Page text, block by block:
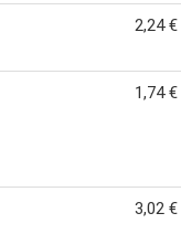
2,24 €
1,74 €
3,02 €